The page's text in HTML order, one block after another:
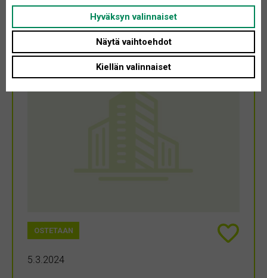
OSTETAAN
5.3.2024
Hyväksyn valinnaiset
Näytä vaihtoehdot
Kiellän valinnaiset